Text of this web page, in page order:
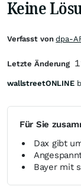
Keine
Für Sie
Dax gibt
Bayer mit
Verfasst vondpa-
Letzte Änderung
wallstreetONLINE